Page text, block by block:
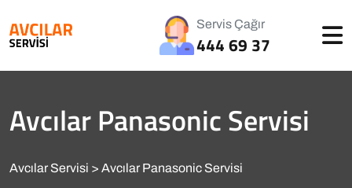
Servis Çağır
444 69 37
Avcılar Panasonic Servisi
Avcılar Servisi Avcılar Panasonic Servisi